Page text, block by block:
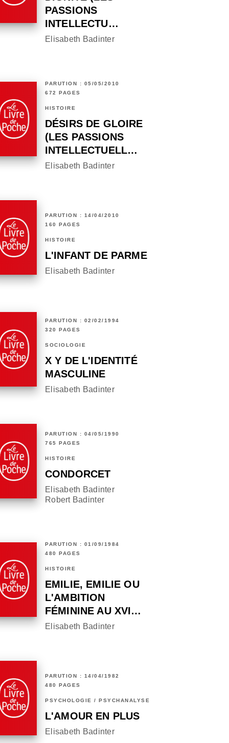
PASSIONS
INTELLECTU…
Elisabeth Badinter
PARUTION : 05/05/2010
672 PAGES
HISTOIRE
DÉSIRS DE GLOIRE
(LES PASSIONS
INTELLECTUELL…
Elisabeth Badinter
PARUTION : 14/04/2010
160 PAGES
HISTOIRE
L'INFANT DE PARME
Elisabeth Badinter
PARUTION : 02/02/1994
320 PAGES
SOCIOLOGIE
X Y DE L'IDENTITÉ
MASCULINE
Elisabeth Badinter
PARUTION : 04/05/1990
765 PAGES
HISTOIRE
CONDORCET
Elisabeth Badinter
Robert Badinter
PARUTION : 01/09/1984
480 PAGES
HISTOIRE
EMILIE, EMILIE OU
L'AMBITION
FÉMININE AU XVI…
Elisabeth Badinter
PARUTION : 14/04/1982
480 PAGES
PSYCHOLOGIE / PSYCHANALYSE
L'AMOUR EN PLUS
Elisabeth Badinter